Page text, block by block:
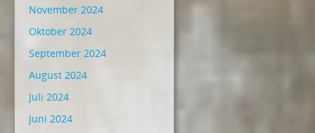
November 2024
Oktober 2024
September 2024
August 2024
Juli 2024
Juni 2024